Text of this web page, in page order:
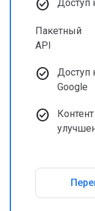
check_circle Доступ
Пакетный
API
check_circle
Google
check_circle Контент